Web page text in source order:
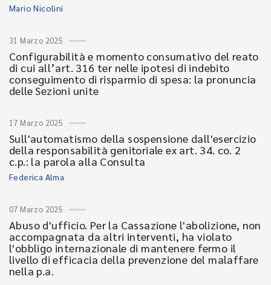
Mario Nicolini
31 Marzo 2025
Configurabilità e momento consumativo del reato
di cui all’art. 316 ter nelle ipotesi di indebito
conseguimento di risparmio di spesa: la pronuncia
delle Sezioni unite
17 Marzo 2025
Sull'automatismo della sospensione dall'esercizio
della responsabilità genitoriale ex art. 34. co. 2
c.p.: la parola alla Consulta
Federica Alma
07 Marzo 2025
Abuso d'ufficio. Per la Cassazione l'abolizione, non
accompagnata da altri interventi, ha violato
l'obbligo internazionale di mantenere fermo il
livello di efficacia della prevenzione del malaffare
nella p.a.